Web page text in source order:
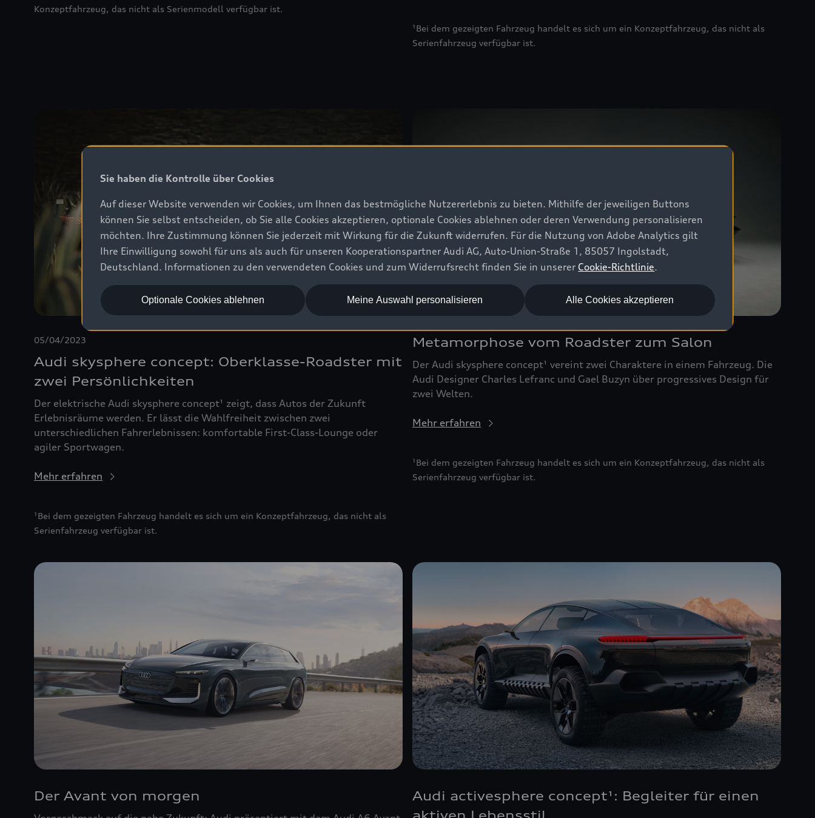
Konzeptfahrzeug, das nicht als Serienmodell verfügbar ist.
¹Bei dem gezeigten Fahrzeug handelt es sich um ein Konzeptfahrzeug, das nicht als
Serienfahrzeug verfügbar ist.
05/04/2023
Audi skysphere concept: Oberklasse-Roadster mit
zwei Persönlichkeiten
Der elektrische Audi skysphere concept¹ zeigt, dass Autos der Zukunft
Erlebnisräume werden. Er lässt die Wahlfreiheit zwischen zwei
unterschiedlichen Fahrerlebnissen: komfortable First-Class-Lounge oder
agiler Sportwagen.
Mehr erfahren
¹Bei dem gezeigten Fahrzeug handelt es sich um ein Konzeptfahrzeug, das nicht als
Serienfahrzeug verfügbar ist.
Metamorphose vom Roadster zum Salon
Der Audi skysphere concept¹ vereint zwei Charaktere in einem Fahrzeug. Die
Audi Designer Charles Lefranc und Gael Buzyn über progressives Design für
zwei Welten.
Mehr erfahren
¹Bei dem gezeigten Fahrzeug handelt es sich um ein Konzeptfahrzeug, das nicht als
Serienfahrzeug verfügbar ist.
Der Avant von morgen
Audi activesphere concept¹: Begleiter für einen
Sie haben die Kontrolle über Cookies
Auf dieser Website verwenden wir Cookies, um Ihnen das bestmögliche Nutzererlebnis zu bieten. Mithilfe der jeweiligen Buttons
können Sie selbst entscheiden, ob Sie alle Cookies akzeptieren, optionale Cookies ablehnen oder deren Verwendung personalisieren
möchten. Ihre Zustimmung können Sie jederzeit mit Wirkung für die Zukunft widerrufen. Für die Nutzung von Adobe Analytics gilt
Ihre Einwilligung sowohl für uns als auch für unseren Kooperationspartner Audi AG, Auto-Union-Straße 1, 85057 Ingolstadt,
Deutschland. Informationen zu den verwendeten Cookies und zum Widerrufsrecht finden Sie in unserer Cookie-Richtlinie.
Alle Cookies akzeptieren
Optionale Cookies ablehnen Meine Auswahl personalisieren